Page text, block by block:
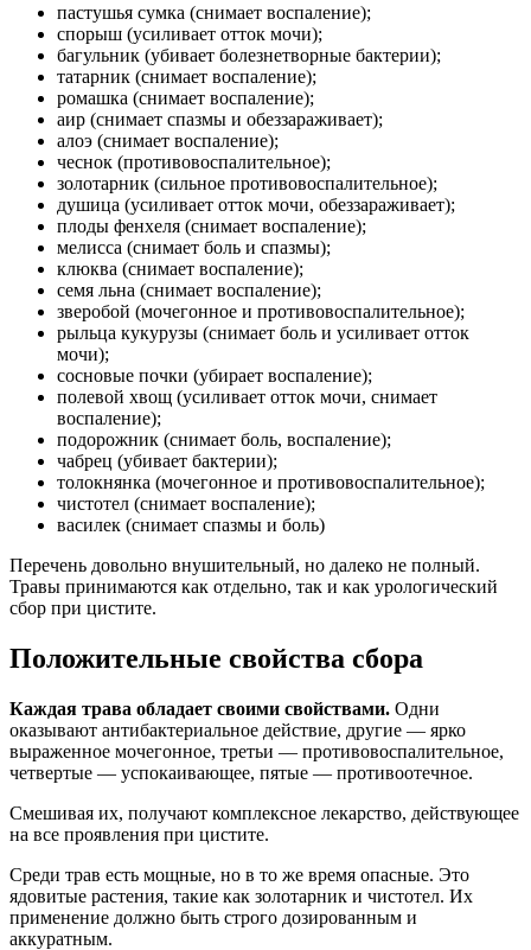
пастушья сумка (снимает воспаление);
спорыш (усиливает отток мочи);
багульник (убивает болезнетворные бактерии);
татарник (снимает воспаление);
ромашка (снимает воспаление);
аир (снимает спазмы и обеззараживает);
алоэ (снимает воспаление);
чеснок (противовоспалительное);
золотарник (сильное противовоспалительное);
душица (усиливает отток мочи, обеззараживает);
плоды фенхеля (снимает воспаление);
мелисса (снимает боль и спазмы);
клюква (снимает воспаление);
семя льна (снимает воспаление);
зверобой (мочегонное и противовоспалительное);
рыльца кукурузы (снимает боль и усиливает отток
мочи);
сосновые почки (убирает воспаление);
полевой хвощ (усиливает отток мочи, снимает
воспаление);
подорожник (снимает боль, воспаление);
чабрец (убивает бактерии);
толокнянка (мочегонное и противовоспалительное);
чистотел (снимает воспаление);
василек (снимает спазмы и боль)
Перечень довольно внушительный, но далеко не полный.
Травы принимаются как отдельно, так и как урологический
сбор при цистите.
Положительные свойства сбора
Каждая трава обладает своими свойствами. Одни
оказывают антибактериальное действие, другие — ярко
выраженное мочегонное, третьи — противовоспалительное,
четвертые — успокаивающее, пятые — противоотечное.
Смешивая их, получают комплексное лекарство, действующее
на все проявления при цистите.
Среди трав есть мощные, но в то же время опасные. Это
ядовитые растения, такие как золотарник и чистотел. Их
применение должно быть строго дозированным и
аккуратным.